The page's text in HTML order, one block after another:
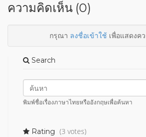
ความคิดเห็น (0)
กรุณา ลงชื่อเข้าใช้เพื่อแสดงค
Search
พิมพ์ชื่อเรื่องภาษาไทยหรืออังกฤษเพื่อค้นหา
Rating (3 votes)